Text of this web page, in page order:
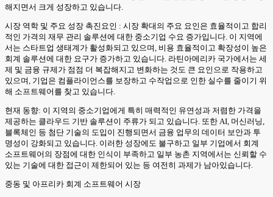
해지면서 크게 성장하고 있습니다.
시장 역학 및 주요 성장 촉진요인 : 시장 확대의 주요 요인은 효율적이고 합리
적인 가격의 재무 관리 솔루션에 대한 중소기업 수요 증가입니다. 이 지역에
서는 스타트업 생태계가 활성화되고 있으며, 비용 효율적이고 확장성이 높은
회계 솔루션에 대한 요구가 증가하고 있습니다. 라틴아메리카 국가에서는 세
제 및 금융 규제가 점점 더 복잡해지고 변화하는 것도 큰 요인으로 작용하고
있으며, 기업은 컴플라이언스를 보장하고 수작업으로 인한 실수를 줄이기 위
해 소프트웨어를 찾고 있습니다.
현재 동향: 이 지역의 중소기업에게 특히 매력적인 유연성과 저렴한 가격을
제공하는 클라우드 기반 솔루션이 주류가 되고 있습니다. 또한 AI, 머신러닝,
블록체인 등 첨단 기술의 도입이 진행되면서 금융 업무의 데이터 보안과 투
명성이 강화되고 있습니다. 이러한 성장에도 불구하고 일부 기업에서 회계
소프트웨어의 장점에 대한 인식이 부족하고 일부 농촌 지역에서는 신뢰할 수
있는 기술에 대한 접근이 제한되어 있는 등 여전히 과제가 남아있습니다.
중동 및 아프리카 회계 소프트웨어 시장